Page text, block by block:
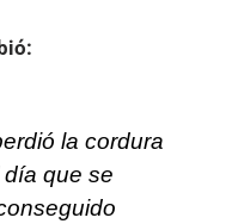
la cordura
que se